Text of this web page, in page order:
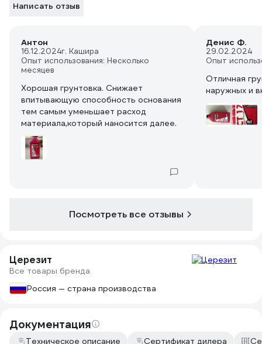
Написать отзыв
Антон
16.12.2024г. Кашира
Опыт использования: Несколько
месяцев
Хорошая грунтовка. Снижает
впитывающую способность основания
тем самым уменьшает расход
материала,который наносится далее.
Денис Ф.
29.02.2024
Опыт
Отличная
наружных и
Посмотреть все отзывы
Церезит
Все товары бренда
Россия — страна производства
Документация
Техническое описание Сертификат дилера